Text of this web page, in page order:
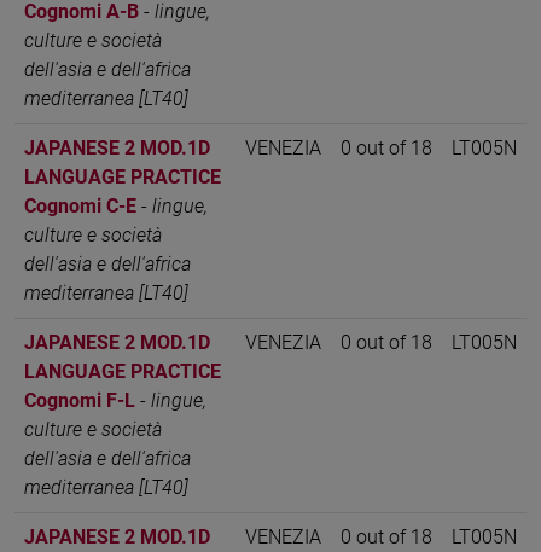
Cognomi A-B - lingue,
culture e società
dell'asia e dell'africa
mediterranea [LT40]
JAPANESE 2 MOD.1D
LANGUAGE PRACTICE
Cognomi C-E - lingue,
culture e società
dell'asia e dell'africa
mediterranea [LT40]
VENEZIA 0 out of 18 LT005N
JAPANESE 2 MOD.1D
LANGUAGE PRACTICE
Cognomi F-L - lingue,
culture e società
dell'asia e dell'africa
mediterranea [LT40]
VENEZIA 0 out of 18 LT005N
JAPANESE 2 MOD.1D
VENEZIA 0 out of 18 LT005N